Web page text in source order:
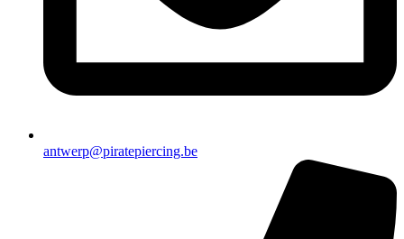
antwerp@piratepiercing.be